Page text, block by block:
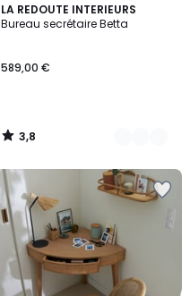
LA REDOUTE INTERIEURS
Bureau secrétaire Betta
589,00 €
3,8
/ 5
2
Couleurs
3,8
/